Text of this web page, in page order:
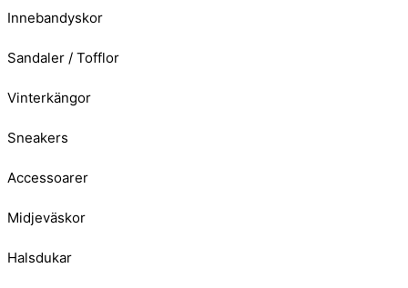
Innebandyskor
Sandaler / Tofflor
Vinterkängor
Sneakers
Accessoarer
Midjeväskor
Halsdukar